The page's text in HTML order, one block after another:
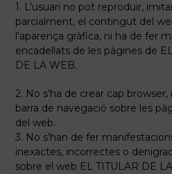
1. L’usuari no pot reproduir,
parcialment, el contingut del
l’aparença gràfica, ni ha de fer
encadellats de les pàgines de
DE LA WEB.
2. No s’ha de crear cap
barra de navegació sobre les
del web.
3. No s’han de fer
inexactes, incorrectes o
sobre el web EL TITULAR DE